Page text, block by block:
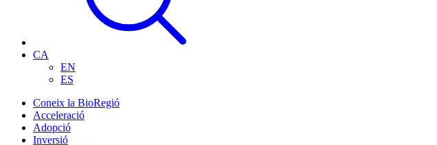
CA
EN
ES
Coneix la BioRegió
Acceleració
Adopció
Inversió